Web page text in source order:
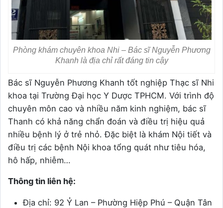
Phòng khám chuyên khoa Nhi – Bác sĩ Nguyễn Phương
Khanh là địa chỉ rất đáng tin cậy
Bác sĩ Nguyễn Phương Khanh tốt nghiệp Thạc sĩ Nhi
khoa tại Trường Đại học Y Dược TPHCM. Với trình độ
chuyên môn cao và nhiều năm kinh nghiệm, bác sĩ
Thanh có khả năng chẩn đoán và điều trị hiệu quả
nhiều bệnh lý ở trẻ nhỏ. Đặc biệt là khám Nội tiết và
điều trị các bệnh Nội khoa tổng quát như tiêu hóa,
hô hấp, nhiễm…
Thông tin liên hệ:
Địa chỉ: 92 Ỷ Lan – Phường Hiệp Phú – Quận Tân